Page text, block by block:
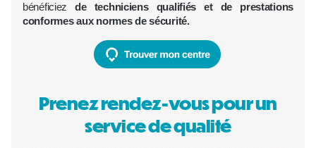
bénéficiezde techniciens qualifiés et de prestations
conformes aux normes de sécurité.
Prenez rendez-vous pour un
service de qualité